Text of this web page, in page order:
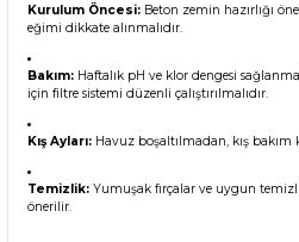
Kurulum Öncesi: Beton zemin hazırlığı
eğimi dikkate alınmalıdır.
Bakım: Haftalık pH ve klor dengesi
için filtre sistemi düzenli çalıştırılmalıdır.
Kış Ayları: Havuz boşaltılmadan, kış
Temizlik: Yumuşak fırçalar ve uygun
önerilir.